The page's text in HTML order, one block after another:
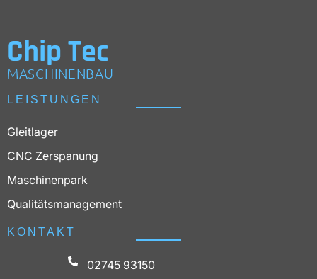
Chip Tec
MASCHINENBAU
LEISTUNGEN
Gleitlager
CNC Zerspanung
Maschinenpark
Qualitätsmanagement
KONTAKT
02745 93150